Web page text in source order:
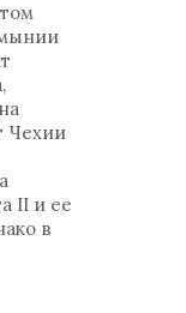
Чехии
II и ее
в